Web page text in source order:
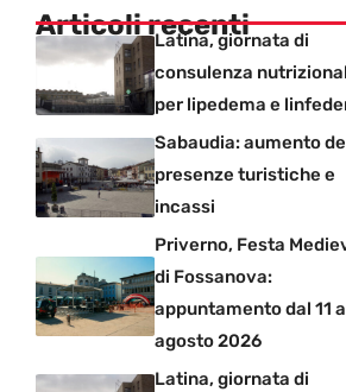
Articoli recenti
Latina, giornata di
consulenza
per lipedema e
Sabaudia: aumento
presenze turistiche e
incassi
Priverno, Festa
di Fossanova:
appuntamento dal 11
agosto 2026
Latina, giornata di